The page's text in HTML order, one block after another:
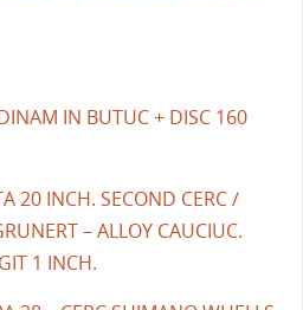
IN BUTUC + DISC 160
20 INCH. SECOND CERC /
– ALLOY CAUCIUC.
1 INCH.